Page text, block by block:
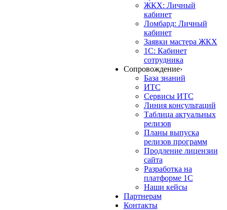
ЖКХ: Личный
кабинет
Ломбард: Личный
кабинет
Заявки мастера ЖКХ
1С: Кабинет
сотрудника
Сопровождение›
База знаний
ИТС
Сервисы ИТС
Линия консультаций
Таблица актуальных
релизов
Планы выпуска
релизов программ
Продление лицензии
сайта
Разработка на
платформе 1С
Наши кейсы
Партнерам
Контакты